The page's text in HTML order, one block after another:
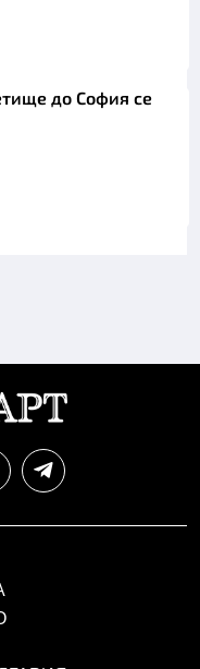
до София се